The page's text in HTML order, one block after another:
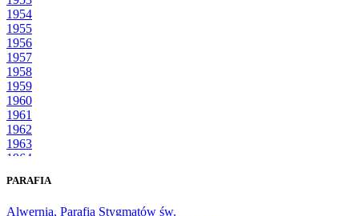
1954
1955
1956
1957
1958
1959
1960
1961
1962
1963
1964
1966
PARAFIA
Alwernia, Parafia Stygmatów św.